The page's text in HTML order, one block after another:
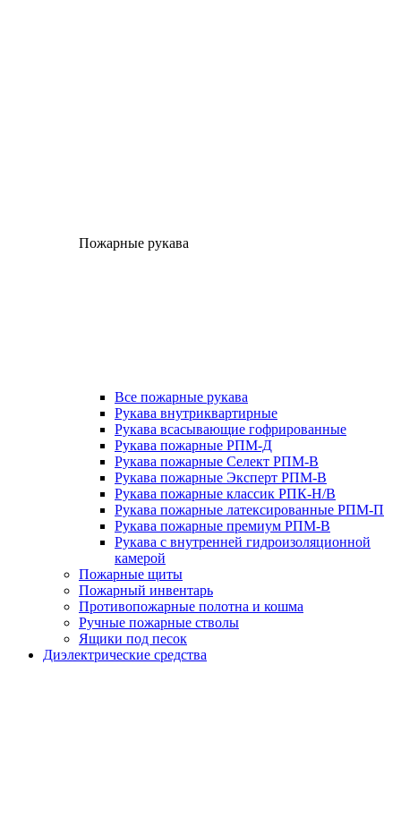
Пожарные рукава
Все пожарные рукава
Рукава внутриквартирные
Рукава всасывающие гофрированные
Рукава пожарные РПМ-Д
Рукава пожарные Селект РПМ-В
Рукава пожарные Эксперт РПМ-В
Рукава пожарные классик РПК-Н/В
Рукава пожарные латексированные РПМ-П
Рукава пожарные премиум РПМ-В
Рукава с внутренней гидроизоляционной
камерой
Пожарные щиты
Пожарный инвентарь
Противопожарные полотна и кошма
Ручные пожарные стволы
Ящики под песок
Диэлектрические средства